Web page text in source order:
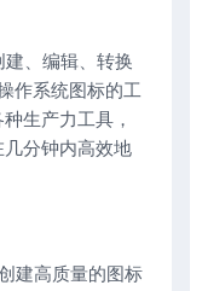
、编辑、转换
作系统图标的工
生产力工具，
分钟内高效地
建高质量的图标